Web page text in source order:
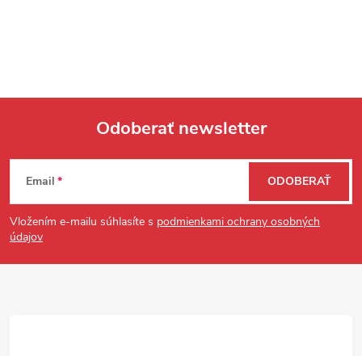
Zápätie
Odoberať newsletter
Email
Vložením e-mailu súhlasíte s podmienkami ochrany osobných
údajov
ODOBERAŤ